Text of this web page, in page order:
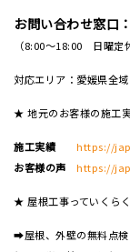
お問い合わせ窓口：
（8:00～18:00 日曜定
対応エリア：愛媛県全域
★ 地元のお客様の施工
施工実績
https://
お客様の声
https://
★ 屋根工事っていくら
➡屋根、外壁の無料点検